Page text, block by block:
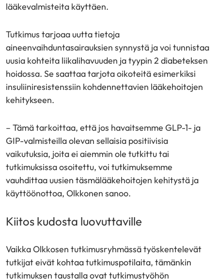
lääkevalmisteita käyttäen.
Tutkimus tarjoaa uutta tietoja
aineenvaihduntasairauksien synnystä ja voi tunnistaa
uusia kohteita liikalihavuuden ja tyypin 2 diabeteksen
hoidossa. Se saattaa tarjota oikoteitä esimerkiksi
insuliiniresistenssiin kohdennettavien lääkehoitojen
kehitykseen.
– Tämä tarkoittaa, että jos havaitsemme GLP-1- ja
GIP-valmisteilla olevan sellaisia positiivisia
vaikutuksia, joita ei aiemmin ole tutkittu tai
tutkimuksissa osoitettu, voi tutkimuksemme
vauhdittaa uusien täsmälääkehoitojen kehitystä ja
käyttöönottoa, Olkkonen sanoo.
Kiitos kudosta luovuttaville
Vaikka Olkkosen tutkimusryhmässä työskentelevät
tutkijat eivät kohtaa tutkimuspotilaita, tämänkin
tutkimuksen taustalla ovat tutkimustyöhön